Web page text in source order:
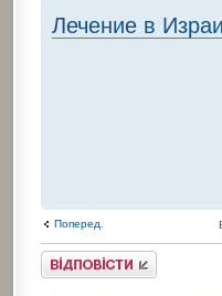
Лечение в
Поперед.
Відповісти